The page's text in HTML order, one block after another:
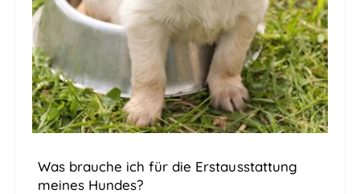
Was brauche ich für die Erstausstattung
meines Hundes?